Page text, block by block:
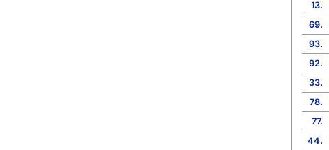
13.
69.
93.
92.
33.
78.
77.
44.